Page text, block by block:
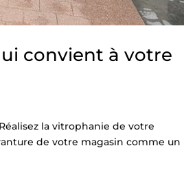
convient à votre
la vitrophanie de votre
de votre magasin comme un